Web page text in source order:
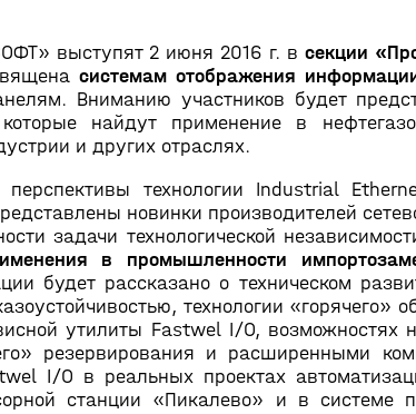
выступят 2 июня 2016 г. в секции
системам отображения
Вниманию участников будет
найдут применение в
и других отраслях.
технологии Industrial
новинки производителей
задачи технологической
в промышленности
будет рассказано о техническом
технологии «горячего»
утилиты Fastwel I/O, возможностях
резервирования и расширенными
I/O в реальных проектах
станции «Пикалево» и в системе